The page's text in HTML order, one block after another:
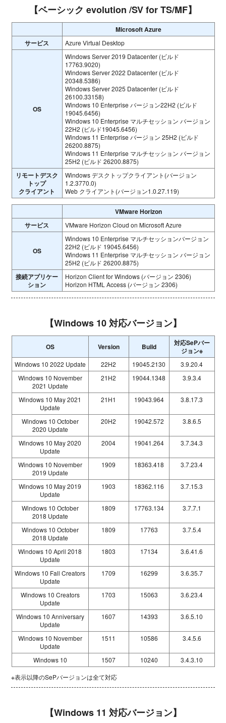
【ベーシック evolution /SV for TS/MF】
Microsoft Azure
サービス
Azure Virtual Desktop
OS
Windows Server 2019 Datacenter (ビルド
17763.9020)
Windows Server 2022 Datacenter (ビルド
20348.5386)
Windows Server 2025 Datacenter (ビルド
26100.33158)
Windows 10 Enterprise バージョン22H2 (ビルド
19045.6456)
Windows 10 Enterprise マルチセッション バージョン
22H2 (ビルド19045.6456)
Windows 11 Enterprise バージョン 25H2 (ビルド
26200.8875)
Windows 11 Enterprise マルチセッション バージョン
25H2 (ビルド 26200.8875)
リモートデスク
トップ
クライアント
Windows デスクトップクライアント(バージョン
1.2.3770.0)
Web クライアント(バージョン1.0.27.119)
VMware Horizon
サービス
VMware Horizon Cloud on Microsoft Azure
OS
Windows 10 Enterprise マルチセッションバージョン
22H2 (ビルド 19045.6456)
Windows 11 Enterprise マルチセッション バージョン
25H2 (ビルド 26200.8875)
接続アプリケー
ション
Horizon Client for Windows (バージョン 2306)
Horizon HTML Access (バージョン 2306)
【Windows 10 対応バージョン】
OS Version Build
対応SePバー
ジョン※
Windows 10 2022 Update 22H2 19045.2130
3.9.20.4
Windows 10 November
2021 Update
21H2 19044.1348 3.9.3.4
Windows 10 May 2021
Update
21H1 19043.964 3.8.17.3
Windows 10 October
2020 Update
20H2 19042.572 3.8.6.5
Windows 10 May 2020
Update
2004 19041.264 3.7.34.3
Windows 10 November
2019 Update
1909 18363.418 3.7.23.4
Windows 10 May 2019
Update
1903 18362.116 3.7.15.3
Windows 10 October
2018 Update
1809 17763.134 3.7.7.1
Windows 10 October
2018 Update
1809 17763 3.7.5.4
Windows 10 April 2018
Update
1803 17134 3.6.41.6
Windows 10 Fall Creators
Update
1709 16299 3.6.35.7
Windows 10 Creators
Update
1703 15063 3.6.23.4
Windows 10 Anniversary
Update
1607 14393 3.6.5.10
Windows 10 November
Update
1511 10586 3.4.5.6
Windows 10 1507 10240
3.4.3.10
※表示以降のSePバージョンは全て対応
【Windows 11 対応バージョン】